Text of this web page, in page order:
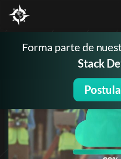
Forma parte de
Stack